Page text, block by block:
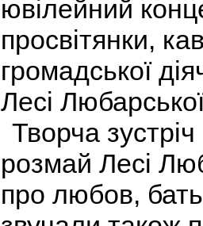
ювілейний
просвітянки,
громадської
Лесі
Творча
розмай Лесі
про любов,